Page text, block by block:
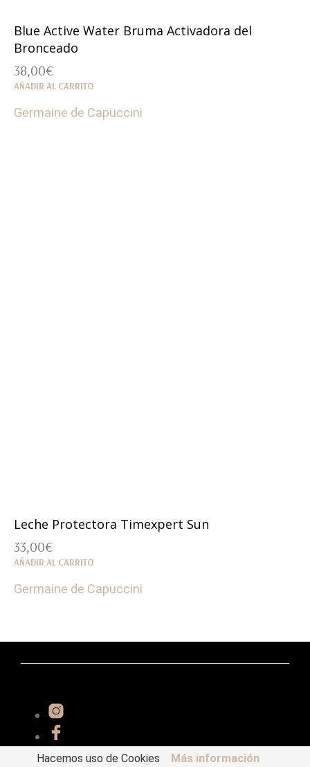
Blue Active Water Bruma Activadora del
Bronceado
38,00€
AÑADIR AL CARRITO
Germaine de Capuccini
Leche Protectora Timexpert Sun
33,00€
AÑADIR AL CARRITO
Germaine de Capuccini
Essential 2022
Hacemos uso de Cookies Más información